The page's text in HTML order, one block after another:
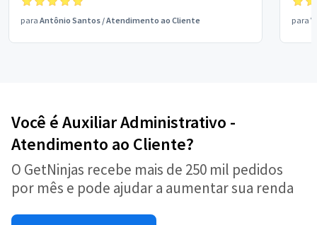
para Antônio Santos /Atendimento ao Cliente para
Você é Auxiliar Administrativo -
Atendimento ao Cliente?
O GetNinjas recebe mais de 250 mil pedidos
por mês e pode ajudar a aumentar sua renda